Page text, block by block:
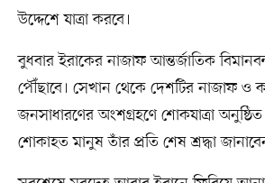
উদ্দেশে যাত্রা করবে।
বুধবার ইরাকের নাজাফ আন্তর্জাতিক
পৌঁছাবে। সেখান থেকে দেশটির নাজাফ ও
জনসাধারণের অংশগ্রহণে শোকযাত্রা
শোকাহত মানুষ তাঁর প্রতি শেষ শ্রদ্ধা